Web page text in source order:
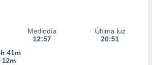
Mediodía
12:57
Última luz
20:51
41m
12m